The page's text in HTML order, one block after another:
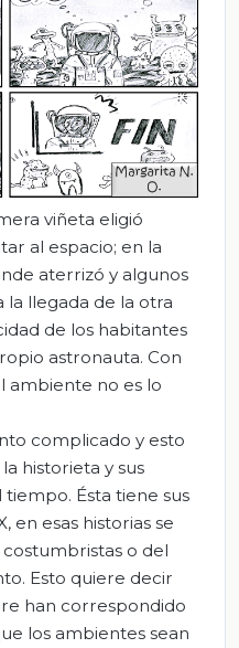
viñeta eligió
al espacio; en la
aterrizó y algunos
la llegada de la otra
de los habitantes
astronauta. Con
ambiente no es lo
complicado y esto
historieta y sus
Ésta tiene sus
en esas historias se
o del
Esto quiere decir
han correspondido
los ambientes sean